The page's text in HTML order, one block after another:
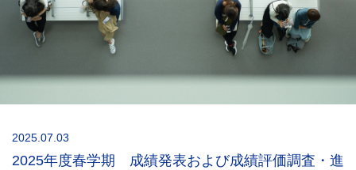
2025.07.03
2025年度春学期 成績発表および成績評価調査・進